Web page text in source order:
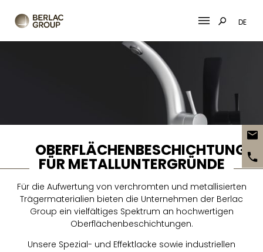
DE
FÜR METALLUNTERGRÜNDE
Für die Aufwertung von verchromten und metallisierten
Trägermaterialien bieten die Unternehmen der Berlac
Group ein vielfältiges Spektrum an hochwertigen
Oberflächenbeschichtungen.
Unsere Spezial- und Effektlacke sowie industriellen